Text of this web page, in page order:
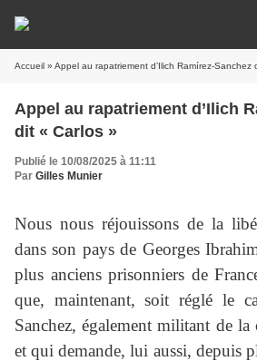
Accueil » Appel au rapatriement d’Ilich Ramírez-Sanchez
Appel au rapatriement d’Ilich
dit « Carlos »
Publié le 10/08/2025 à 11:11
Par Gilles Munier
Nous nous réjouissons de la
dans son pays de Georges
plus anciens prisonniers de
que, maintenant, soit réglé le
Sanchez, également militant de la
et qui demande, lui aussi, depuis